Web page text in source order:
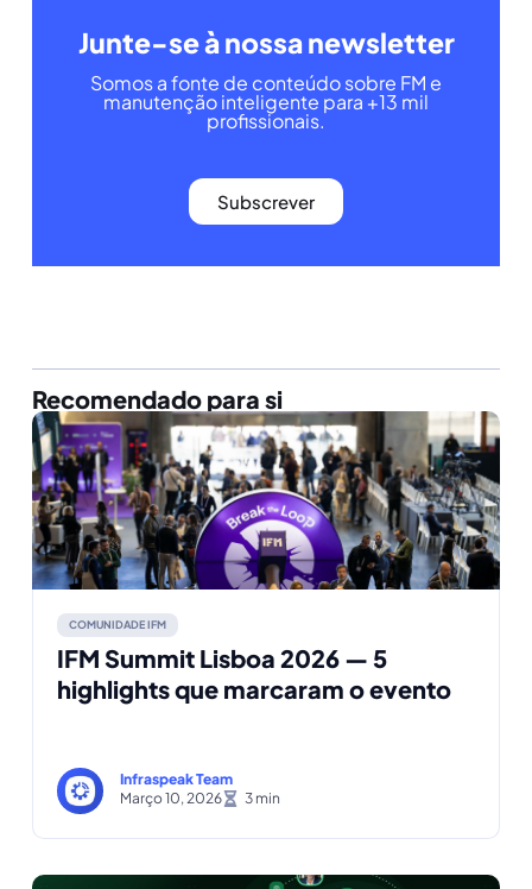
Junte-se à nossa newsletter
Somos a fonte de conteúdo sobre FM e
manutenção inteligente para +13 mil
profissionais.
Subscrever
Recomendado para si
COMUNIDADE IFM
IFM Summit Lisboa 2026 — 5
highlights que marcaram o evento
Infraspeak Team
Março 10, 2026